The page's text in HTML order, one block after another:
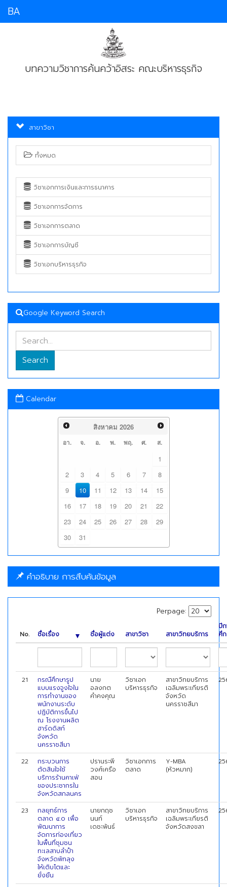
BA
บทความวิชาการค้นคว้าอิสระ คณะบริหารธุรกิจ
สาขาวิชา
ทั้งหมด
วิชาเอกการเงินและการธนาคาร
วิชาเอกการจัดการ
วิชาเอกการตลาด
วิชาเอกการบัญชี
วิชาเอกบริหารธุรกิจ
Google Keyword Search
Search
Calendar
สิงหาคม 2026
อา. จ. อ. พ. พฤ. ศ. ส.
1
2
3 4 5 6 7
8
9
10 11 12 13 14
15
16
17 18 19 20 21
22
23
24 25 26 27 28
29
30
31
คำอธิบาย การสืบค้นข้อมูล
Perpage:
No. ชื่อเรื่อง ชื่อผู้แต่ง สาขาวิชา สาขาวิทยบริการ
ปี
ศึ
21
กรณืศึกษารูป
แบบแรงจูงใจใน
การทำงานของ
พนักงานระดับ
ปฏิบัติการขึ้นไป
ณ โรงงานผลิต
ฮาร์ดดิสก์
จังหวัด
นครราชสีมา
นาย
อลงกต
คำคงคุณ
วิชาเอก
บริหารธุรกิจ
สาขาวิทยบริการ
เฉลิมพระเกียรติ
จังหวัด
นครราชสีมา
22
กระบวนการ
ตัดสินใจใช้
บริการร้านคาเฟ่
ของประชากรใน
จังหวัดสกลนคร
ปรานระพี
วงศ์เครือ
สอน
วิชาเอกการ
ตลาด
Y-MBA
(หัวหมาก)
23
กลยุทธ์การ
ตลาด ๔.๐ เพื่อ
พัฒนาการ
จัดการท่องเที่ยว
ในพื้นที่ชุมชน
ทะเลสาบลำปำ
จังหวัดพัทลุง
ให้เติบโตและ
ยั่งยืน
นายกฤช
นนท์
เดชะพันธ์
วิชาเอก
บริหารธุรกิจ
สาขาวิทยบริการ
เฉลิมพระเกียรติ
จังหวัดสงขลา